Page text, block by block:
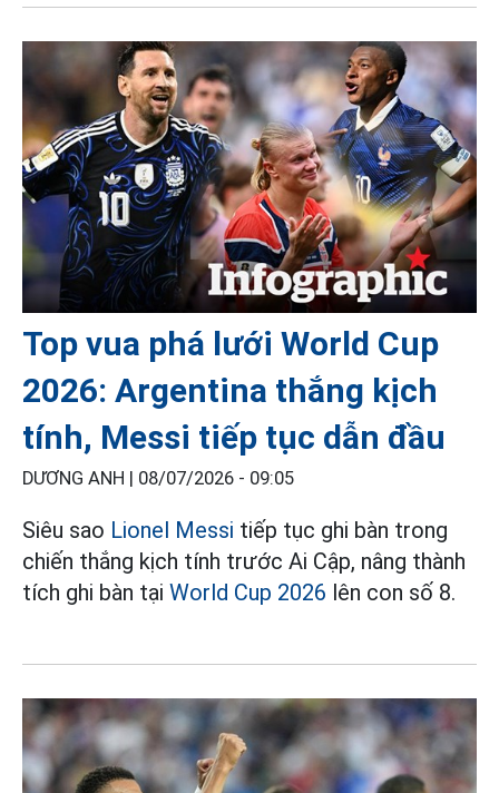
Top vua phá lưới World Cup
2026: Argentina thắng kịch
tính, Messi tiếp tục dẫn đầu
DƯƠNG ANH | 08/07/2026 - 09:05
Siêu sao Lionel Messi tiếp tục ghi bàn trong
chiến thắng kịch tính trước Ai Cập, nâng thành
tích ghi bàn tại World Cup 2026 lên con số 8.